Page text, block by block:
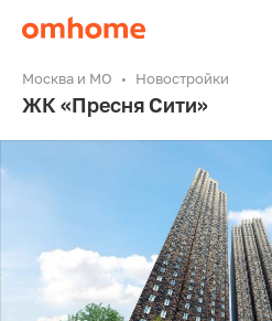
Москва и МО Новостройки
ЖК «Пресня Сити»